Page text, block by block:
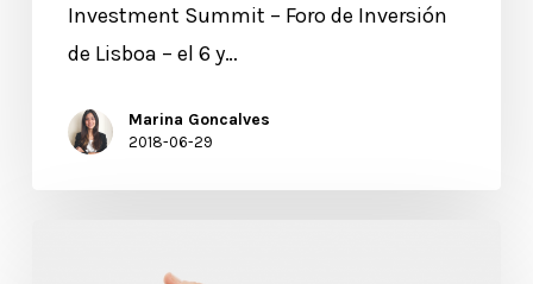
Investment Summit – Foro de Inversión
de Lisboa – el 6 y…
Marina Goncalves
2018-06-29